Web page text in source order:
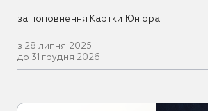
за поповнення Картки Юніора
з 28 липня 2025
до 31 грудня 2026